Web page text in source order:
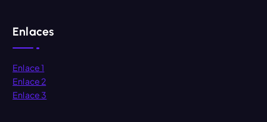
Enlaces
Enlace 1
Enlace 2
Enlace 3